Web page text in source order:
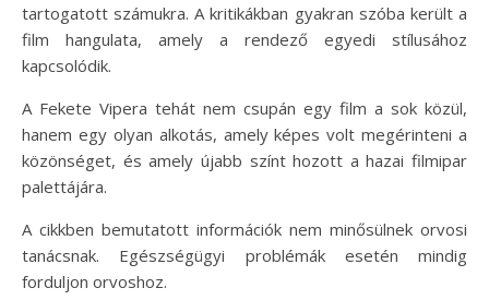
tartogatott számukra. A kritikákban gyakran szóba került a
film hangulata, amely a rendező egyedi stílusához
kapcsolódik.
A Fekete Vipera tehát nem csupán egy film a sok közül,
hanem egy olyan alkotás, amely képes volt megérinteni a
közönséget, és amely újabb színt hozott a hazai filmipar
palettájára.
A cikkben bemutatott információk nem minősülnek orvosi
tanácsnak. Egészségügyi problémák esetén mindig
forduljon orvoshoz.